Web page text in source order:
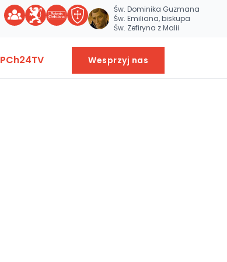
Św. Dominika Guzmana
Św. Emiliana, biskupa
Św. Zefiryna z Malii
PCh24TV Wesprzyj nas